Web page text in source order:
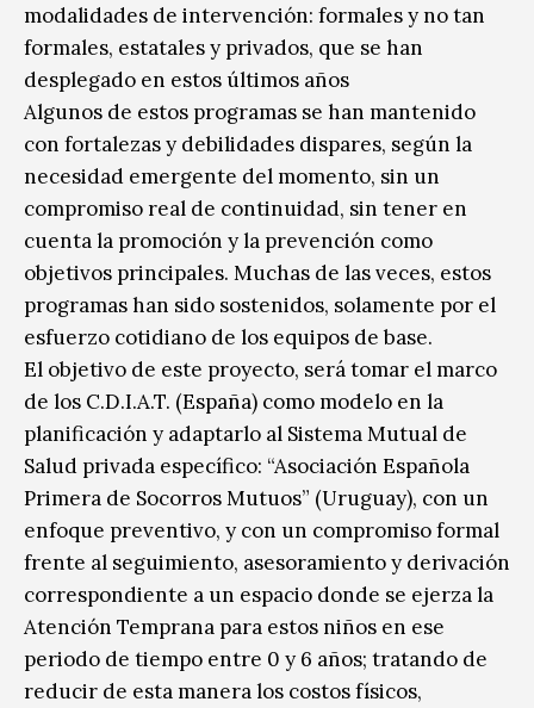
modalidades de intervención: formales y no tan
formales, estatales y privados, que se han
desplegado en estos últimos años
Algunos de estos programas se han mantenido
con fortalezas y debilidades dispares, según la
necesidad emergente del momento, sin un
compromiso real de continuidad, sin tener en
cuenta la promoción y la prevención como
objetivos principales. Muchas de las veces, estos
programas han sido sostenidos, solamente por el
esfuerzo cotidiano de los equipos de base.
El objetivo de este proyecto, será tomar el marco
de los C.D.I.A.T. (España) como modelo en la
planificación y adaptarlo al Sistema Mutual de
Salud privada específico: “Asociación Española
Primera de Socorros Mutuos” (Uruguay), con un
enfoque preventivo, y con un compromiso formal
frente al seguimiento, asesoramiento y derivación
correspondiente a un espacio donde se ejerza la
Atención Temprana para estos niños en ese
periodo de tiempo entre 0 y 6 años; tratando de
reducir de esta manera los costos físicos,